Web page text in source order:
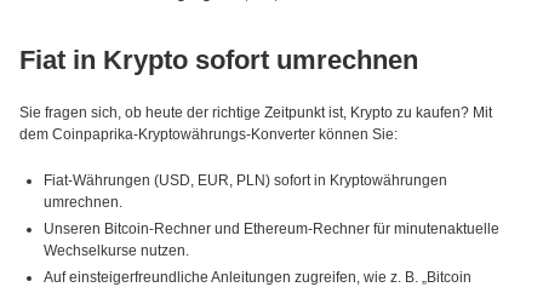
Fiat in Krypto sofort umrechnen
Sie fragen sich, ob heute der richtige Zeitpunkt ist, Krypto zu kaufen? Mit
dem Coinpaprika-Kryptowährungs-Konverter können Sie:
Fiat-Währungen (USD, EUR, PLN) sofort in Kryptowährungen
umrechnen.
Unseren Bitcoin-Rechner und Ethereum-Rechner für minutenaktuelle
Wechselkurse nutzen.
Auf einsteigerfreundliche Anleitungen zugreifen, wie z. B. „Bitcoin